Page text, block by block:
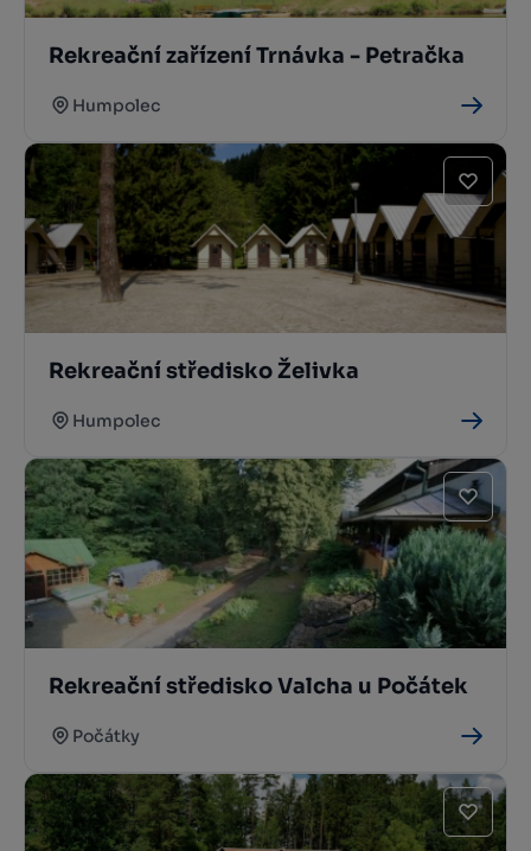
Rekreační zařízení Trnávka - Petračka
Humpolec
Rekreační středisko Želivka
Humpolec
Rekreační středisko Valcha u Počátek
Počátky